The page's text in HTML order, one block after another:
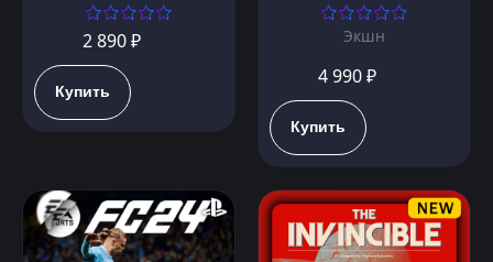
2 890 ₽
Купить
Экшн
4 990 ₽
Купить